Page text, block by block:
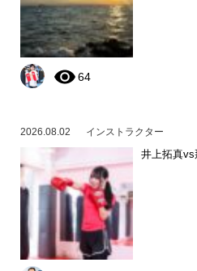
64
2026.08.02 インストラクター
井上拓真